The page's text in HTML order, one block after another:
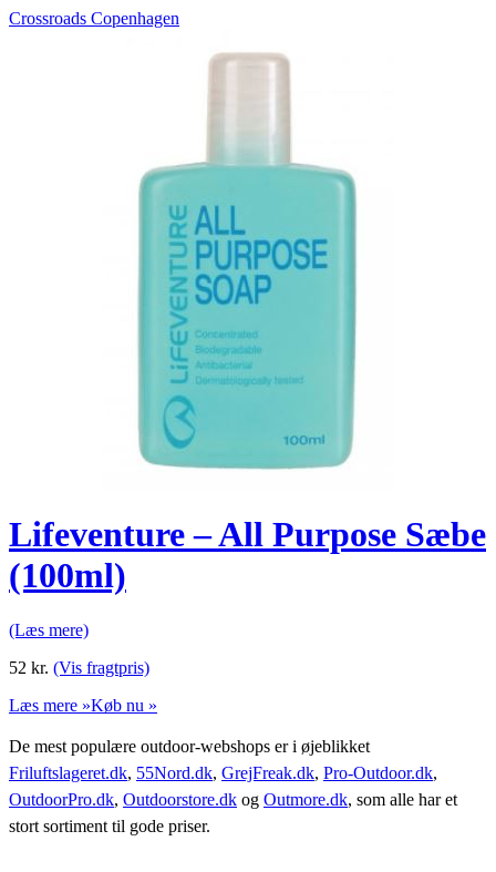
Crossroads Copenhagen
Lifeventure – All Purpose Sæbe
(100ml)
(Læs mere)
52 kr. (Vis fragtpris)
Læs mere »Køb nu »
De mest populære outdoor-webshops er i øjeblikket
Friluftslageret.dk, 55Nord.dk, GrejFreak.dk, Pro-Outdoor.dk,
OutdoorPro.dk, Outdoorstore.dk og Outmore.dk, som alle har et
stort sortiment til gode priser.